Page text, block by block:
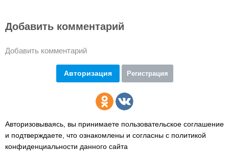
Добавить комментарий
Добавить комментарий
Авторизация Регистрация
Авторизовываясь, вы принимаете пользовательское соглашение
и подтверждаете, что ознакомлены и согласны с политикой
конфиденциальности данного сайта